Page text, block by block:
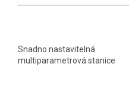
Snadno nastavitelná
multiparametrová stanice